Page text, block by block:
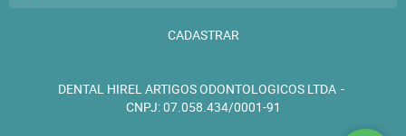
CADASTRAR
DENTAL HIREL ARTIGOS ODONTOLOGICOS LTDA
CNPJ: 07.058.434/0001-91